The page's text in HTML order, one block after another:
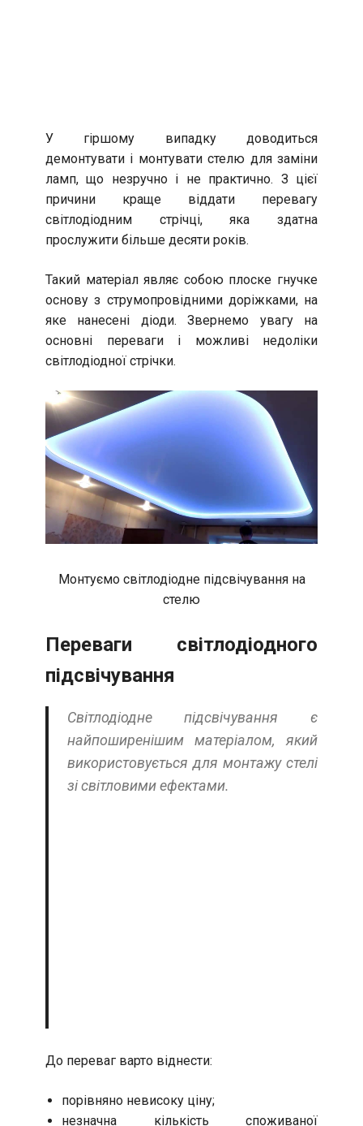
У гіршому випадку доводиться
демонтувати і монтувати стелю для заміни
ламп, що незручно і не практично. З цієї
причини краще віддати перевагу
світлодіодним стрічці, яка здатна
прослужити більше десяти років.
Такий матеріал являє собою плоске гнучке
основу з струмопровідними доріжками, на
яке нанесені діоди. Звернемо увагу на
основні переваги і можливі недоліки
світлодіодної стрічки.
Монтуємо світлодіодне підсвічування на
стелю
Переваги світлодіодного
підсвічування
Світлодіодне підсвічування є
найпоширенішим матеріалом, який
використовується для монтажу стелі
зі світловими ефектами.
До переваг варто віднести:
порівняно невисоку ціну;
незначна кількість споживаної